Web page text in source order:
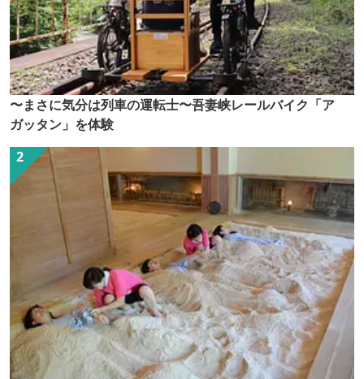
〜まさに気分は列車の運転士〜吾妻峡レールバイク「ア
ガッタン」を体験